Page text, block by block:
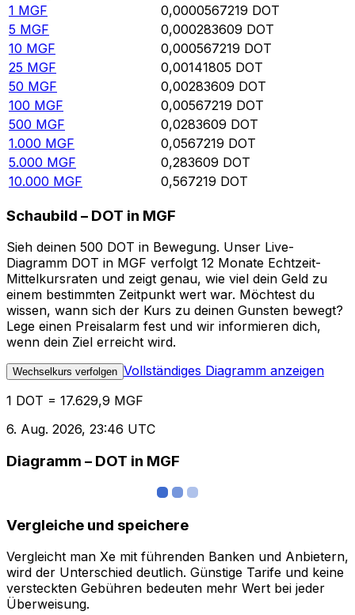
1 MGF 0,0000567219 DOT
5 MGF 0,000283609 DOT
10 MGF 0,000567219 DOT
25 MGF 0,00141805 DOT
50 MGF 0,00283609 DOT
100 MGF 0,00567219 DOT
500 MGF 0,0283609 DOT
1.000 MGF 0,0567219 DOT
5.000 MGF 0,283609 DOT
10.000 MGF 0,567219 DOT
Schaubild – DOT in MGF
Sieh deinen 500 DOT in Bewegung. Unser Live-
Diagramm DOT in MGF verfolgt 12 Monate Echtzeit-
Mittelkursraten und zeigt genau, wie viel dein Geld zu
einem bestimmten Zeitpunkt wert war. Möchtest du
wissen, wann sich der Kurs zu deinen Gunsten bewegt?
Lege einen Preisalarm fest und wir informieren dich,
wenn dein Ziel erreicht wird.
Wechselkurs verfolgen Vollständiges Diagramm anzeigen
1 DOT = 17.629,9 MGF
6. Aug. 2026, 23:46 UTC
Diagramm – DOT in MGF
Vergleiche und speichere
Vergleicht man Xe mit führenden Banken und Anbietern,
wird der Unterschied deutlich. Günstige Tarife und keine
versteckten Gebühren bedeuten mehr Wert bei jeder
Überweisung.